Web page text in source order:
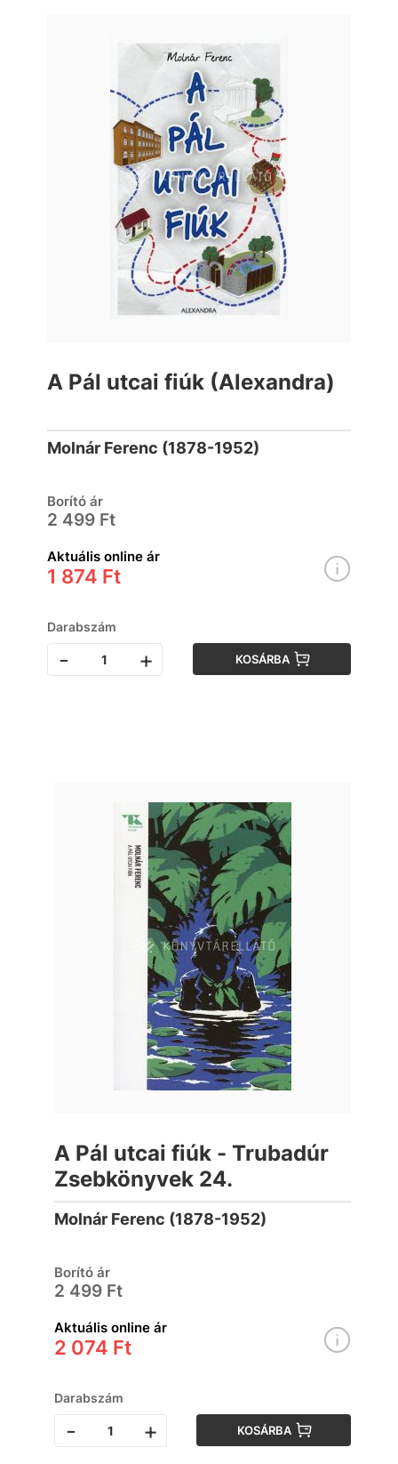
A Pál utcai fiúk (Alexandra)
Molnár Ferenc (1878-1952)
Borító ár
2 499 Ft
Aktuális online ár
1 874 Ft
Darabszám
- + KOSÁRBA
A Pál utcai fiúk - Trubadúr
Zsebkönyvek 24.
Molnár Ferenc (1878-1952)
Borító ár
2 499 Ft
Aktuális online ár
2 074 Ft
Darabszám
- + KOSÁRBA